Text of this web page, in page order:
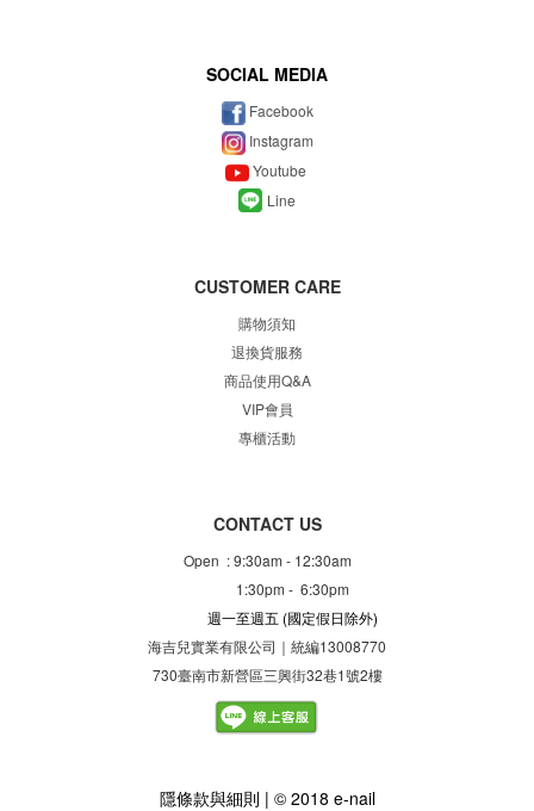
SOCIAL MEDIA
Facebook
Instagram
Youtube
Line
CUSTOMER CARE
購物須知
退換貨服務
商品使用Q&A
VIP會員
專櫃活動
CONTACT US
Open : 9:30am - 12:30am
1:30pm - 6:30pm
週一至週五 (國定假日除外)
海吉兒實業有限公司｜統編13008770
730臺南市新營區三興街32巷1號2樓
隱條款與細則 | © 2018 e-nail